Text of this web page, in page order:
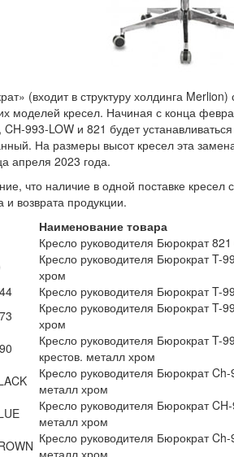
(входит в структуру холдинга
моделей кресел. Начиная с конца
993-LOW и 821 будет
На размеры высот кресел эта
апреля 2023 года.
что наличие в одной поставке кресел
возврата продукции.
Наименование товара
Кресло руководителя Бюрократ
Кресло руководителя Бюрократ T-
хром
Кресло руководителя Бюрократ T-
Кресло руководителя Бюрократ T-
хром
Кресло руководителя Бюрократ T-
крестов. металл хром
Кресло руководителя Бюрократ
металл хром
Кресло руководителя Бюрократ
металл хром
Кресло руководителя Бюрократ
металл хром